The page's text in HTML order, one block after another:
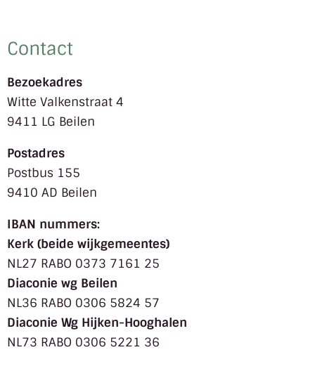
Contact
Bezoekadres
Witte Valkenstraat 4
9411 LG Beilen
Postadres
Postbus 155
9410 AD Beilen
IBAN nummers:
Kerk (beide wijkgemeentes)
NL27 RABO 0373 7161 25
Diaconie wg Beilen
NL36 RABO 0306 5824 57
Diaconie Wg Hijken-Hooghalen
NL73 RABO 0306 5221 36